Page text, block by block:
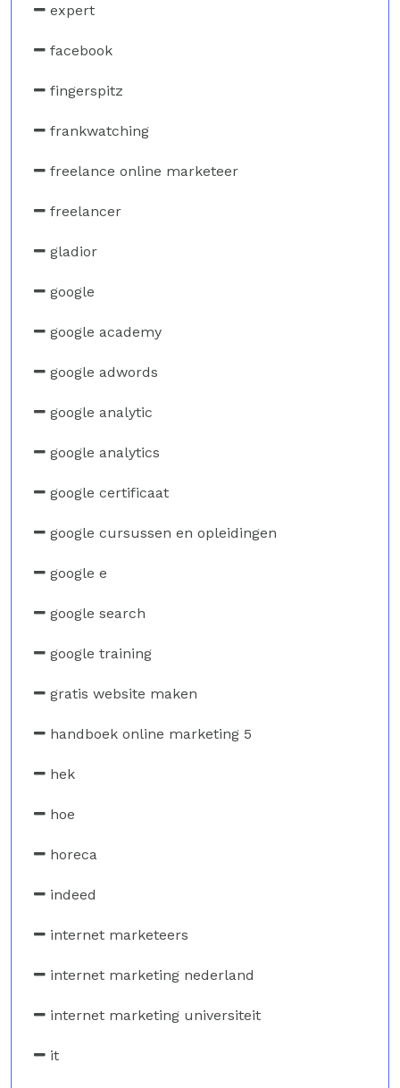
expert
facebook
fingerspitz
frankwatching
freelance online marketeer
freelancer
gladior
google
google academy
google adwords
google analytic
google analytics
google certificaat
google cursussen en opleidingen
google e
google search
google training
gratis website maken
handboek online marketing 5
hek
hoe
horeca
indeed
internet marketeers
internet marketing nederland
internet marketing universiteit
it